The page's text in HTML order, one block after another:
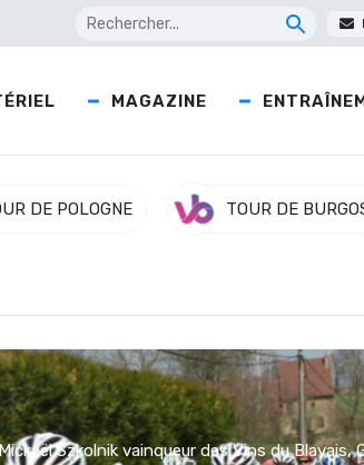
MAGAZINE
DE POLOGNE TOUR DE
Szkolnik vainqueur des Vins du Blayais,